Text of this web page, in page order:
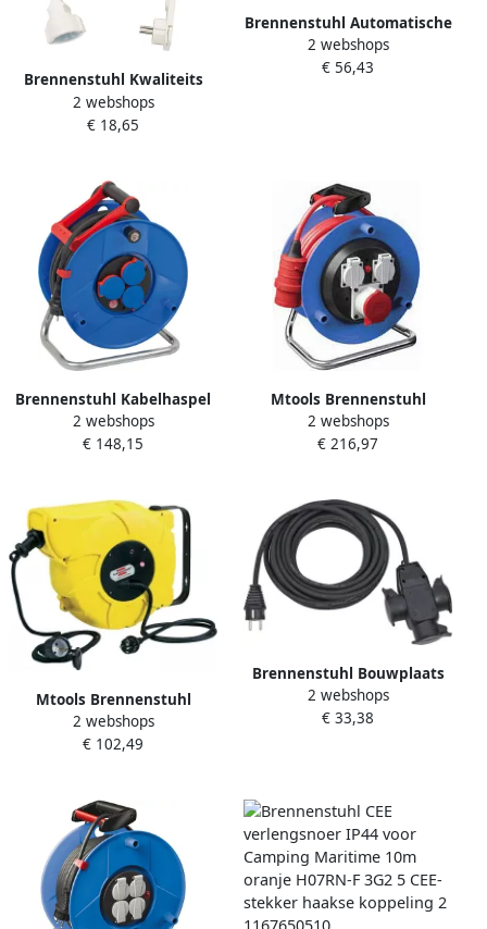
Brennenstuhl Kwaliteits
kunststof verlengsnoer met
platte stekker 10m H05VV-
2 webshops
€ 18,65
Brennenstuhl Automatische
kabelhaspel IP20 9+2m
H05VV-F 3G1 5 1241020300
2 webshops
€ 56,43
Brennenstuhl Kabelhaspel
40 mtr | IP44 | 3G2.5 |
Rubber | Kort
2 webshops
€ 148,15
Mtools Brennenstuhl
Garant CEE 1 IP44
kabelhaspel voor industrie
2 webshops
€ 216,97
Mtools Brennenstuhl
Automatische kabelhaspel
IP44 16+2m H07RN-F 3G1 5 |
2 webshops
€ 102,49
Brennenstuhl Bouwplaats
verlengkabel | 10m |
H07RN-F3G1 5 zwart | met
2 webshops
€ 33,38